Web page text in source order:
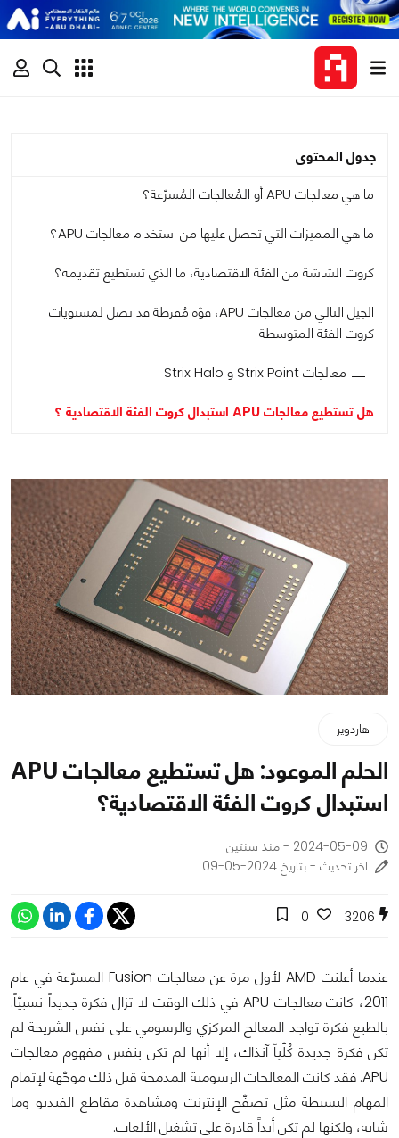
جدول المحتوى
ما هي معالجات APU أو المُعالجات المُسرّعة؟
ما هي المميزات التي تحصل عليها من استخدام معالجات APU؟
كروت الشاشة من الفئة الاقتصادية، ما الذي تستطيع تقديمه؟
الجيل التالي من معالجات APU، قوّة مُفرطة قد تصل لمستويات
كروت الفئة المتوسطة
معالجات Strix Point و Strix Halo
هل تستطيع معالجات APU استبدال كروت الفئة الاقتصادية ؟
هاردوير
الحلم الموعود: هل تستطيع معالجات APU
استبدال كروت الفئة الاقتصادية؟
2024-05-09 - منذ سنتين
اخر تحديث - بتاريخ 2024-05-09
3206
0
عندما أعلنت AMD لأول مرة عن معالجات Fusion المسرّعة في عام
2011، كانت معالجات APU في ذلك الوقت لا تزال فكرة جديداً نسبيّاً.
بالطبع فكرة تواجد المعالج المركزي والرسومي على نفس الشريحة لم
تكن فكرة جديدة كُلّياً آنذاك، إلا أنها لم تكن بنفس مفهوم معالجات
APU. فقد كانت المعالجات الرسومية المدمجة قبل ذلك موجّهة لإتمام
المهام البسيطة مثل تصفّح الإنترنت ومشاهدة مقاطع الفيديو وما
شابه، ولكنها لم تكن أبداً قادرة على تشغيل الألعاب.